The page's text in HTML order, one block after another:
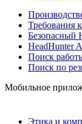
Требования
Безопасный
HeadHunter
Поиск
Поиск по
Мобильное
Этика и